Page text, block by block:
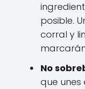
posible.
corral y
No
que unes